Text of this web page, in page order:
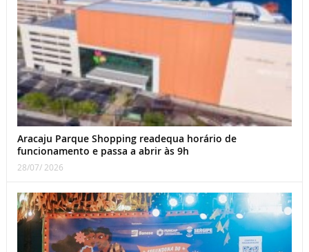
Aracaju Parque Shopping readequa horário de
funcionamento e passa a abrir às 9h
28/07/ 2026